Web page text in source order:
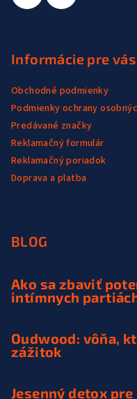
Informácie pre vás
Obchodné podmienky
Podmienky ochrany
Predávané značky
Reklamačný formulár
Reklamačný poriadok
Doprava a platba
BLOG
Ako sa zbaviť
intímnych
Oudwood: vôňa,
zážitok
Jesenný detox